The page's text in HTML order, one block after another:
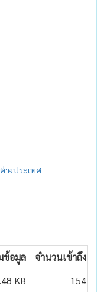
างประเทศ
ข้อมูล จำนวนเข้าถึง
KB 154